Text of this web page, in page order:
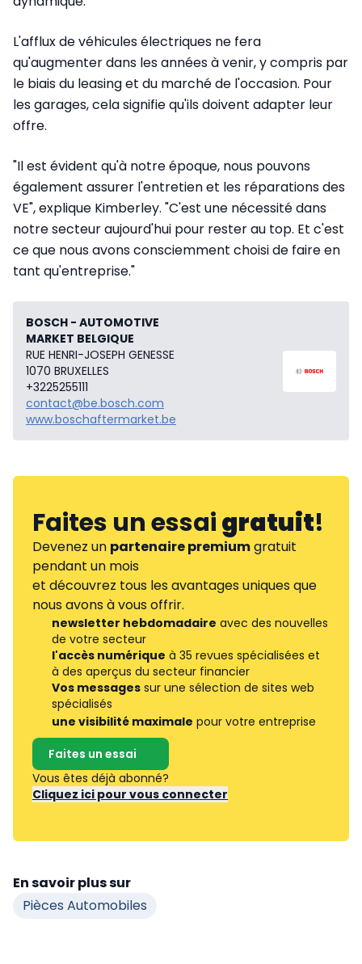
L'afflux de véhicules électriques ne fera
qu'augmenter dans les années à venir, y compris par
le biais du leasing et du marché de l'occasion. Pour
les garages, cela signifie qu'ils doivent adapter leur
offre.
"Il est évident qu'à notre époque, nous pouvons
également assurer l'entretien et les réparations des
VE", explique Kimberley. "C'est une nécessité dans
notre secteur aujourd'hui pour rester au top. Et c'est
ce que nous avons consciemment choisi de faire en
tant qu'entreprise."
BOSCH - AUTOMOTIVE
MARKET BELGIQUE
RUE HENRI-JOSEPH GENESSE
1070 BRUXELLES
+3225255111
contact@be.bosch.com
www.boschaftermarket.be
Faites un essaigratuit!
Devenez un partenaire premiumgratuit
pendant un mois
et découvrez tous les avantages uniques que
nous avons à vous offrir.
newsletter hebdomadaire avec des nouvelles
de votre secteur
l'accès numérique à 35 revues spécialisées et
à des aperçus du secteur financier
Vos messages sur une sélection de sites web
spécialisés
une visibilité maximale pour votre entreprise
Faites un essai
Vous êtes déjà abonné?
Cliquez ici pour vous connecter
En savoir plus sur
Pièces Automobiles